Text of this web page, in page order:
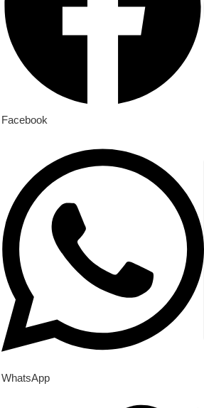
Facebook
WhatsApp